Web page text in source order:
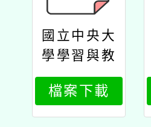
國立中央大
學學習與教
學研究所11
5學年碩士
班甄試入學
檔案下載